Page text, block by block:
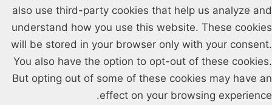
also use third-party cookies that help us analyze and
understand how you use this website. These cookies
will be stored in your browser only with your consent.
You also have the option to opt-out of these cookies.
But opting out of some of these cookies may have an
effect on your browsing experience.